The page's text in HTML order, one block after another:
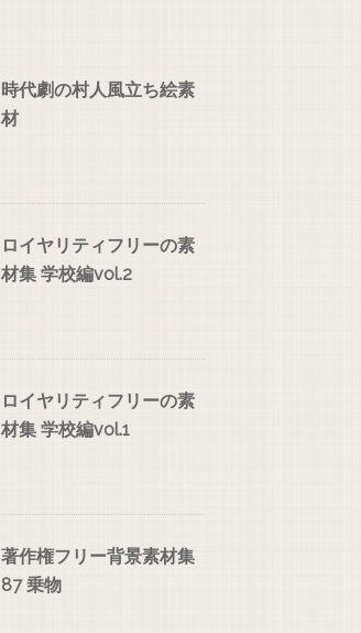
時代劇の村人風立ち絵素
材
ロイヤリティフリーの素
材集 学校編vol.2
ロイヤリティフリーの素
材集 学校編vol.1
著作権フリー背景素材集
87 乗物